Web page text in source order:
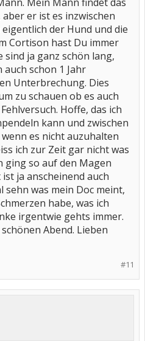
er ist es inzwischen
der Hund und die
Cortison hast Du immer
sind ja ganz schön lang,
schon 1 Jahr
Unterbrechung. Dies
zu schauen ob es auch
Hoffe, das ich
kann und zwischen
es nicht auzuhalten
ich zur Zeit gar nicht was
ging so auf den Magen
ja anscheinend auch
sehn was mein Doc meint,
habe, was ich
irgentwie gehts immer.
Abend. Lieben
#11